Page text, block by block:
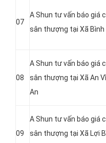
07
A Shun tư vấn báo giá
sân thượng tại Xã Bình
08
A Shun tư vấn báo giá
sân thượng tại Xã An
An
09
A Shun tư vấn báo giá
sân thượng tại Xã Lợi